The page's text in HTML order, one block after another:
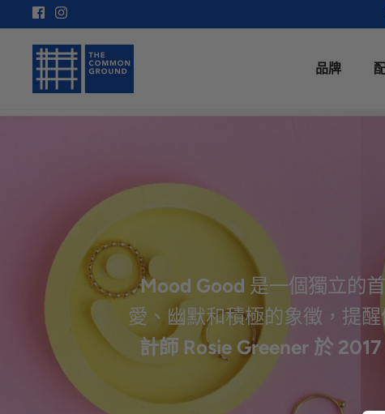
to
content
品牌
Mood Good 是一個獨立的
愛、幽默和積極的象徵，提
計師 Rosie Greener 於